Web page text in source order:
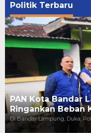
Politik Terbaru
PAN Kota Bandar
Ringankan Beban
Di Bandar Lampung, Duka,